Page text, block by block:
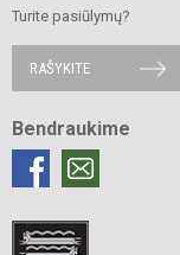
Turite pasiūlymų?
RAŠYKITE
Bendraukime